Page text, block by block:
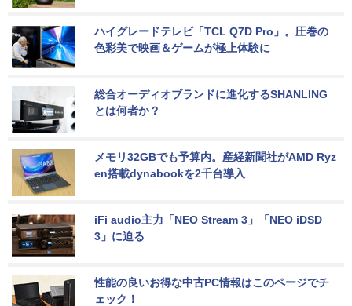
ハイグレードテレビ「TCL Q7D Pro」。圧巻の
色彩美で映画＆ゲームが極上体験に
総合オーディオブランドに進化するSHANLING
とは何者か？
メモリ32GBでも予算内。産経新聞社がAMD Ryz
en搭載dynabookを2千台導入
iFi audio主力「NEO Stream 3」「NEO iDSD
3」に迫る
性能の良いお得な中古PC情報はこのページでチ
ェック！